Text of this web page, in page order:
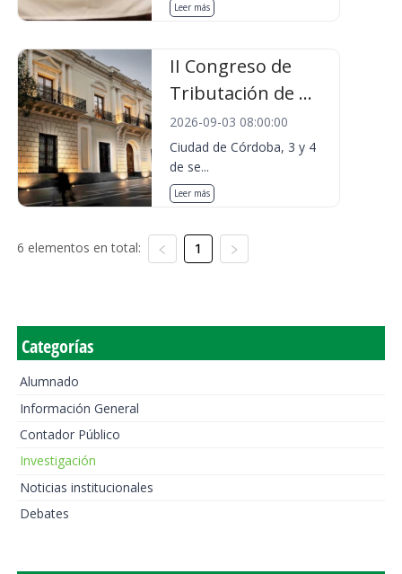
Leer más
II Congreso de
Tributación de ...
2026-09-03 08:00:00
Ciudad de Córdoba, 3 y 4
de se...
Leer más
6 elementos en total: 1
Categorías
Alumnado
Información General
Contador Público
Investigación
Noticias institucionales
Debates